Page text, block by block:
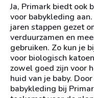
Ja, Primark biedt ook
voor babykleding
jaren stappen gezet
verduurzamen en
gebruiken. Zo kun je
voor biologisch
zowel goed zijn voor
huid van je baby.
babykleding bij